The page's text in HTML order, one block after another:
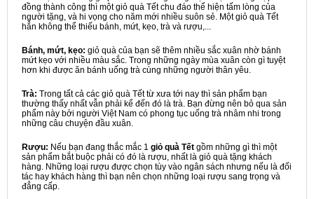
đồng thành công thì một giỏ quà Tết chu đáo thể hiện tấm lòng của
người tặng, và hi vọng cho năm mới nhiều suôn sẻ. Một giỏ quà Tết
hẳn không thể thiếu bánh, mứt, kẹo, trà và rượu,...
Bánh, mứt, kẹo: giỏ quà của bạn sẽ thêm nhiều sắc xuân nhờ bánh
mứt kẹo với nhiều màu sắc. Trong những ngày mùa xuân còn gì tuyệt
hơn khi được ăn bánh uống trà cùng những người thân yêu.
Trà: Trong tất cả các giỏ quà Tết từ xưa tới nay thì sản phẩm bạn
thường thấy nhất vẫn phải kể đến đó là trà. Bạn đừng nên bỏ qua sản
phẩm này bởi người Việt Nam có phong tục uống trà nhâm nhi trong
những câu chuyện đầu xuân.
Rượu: Nếu bạn đang thắc mắc 1 giỏ quà Tết gồm những gì thì một
sản phẩm bắt buộc phải có đó là rượu, nhất là giỏ quà tặng khách
hàng. Những loại rượu được chọn tùy vào ngân sách nhưng nếu là đối
tác hay khách hàng thì bạn nên chọn những loại rượu sang trọng và
đẳng cấp.